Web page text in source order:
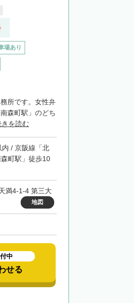
場あり
所です。女性弁
森町駅」のどち
きを読む
/ 京阪線「北
町駅」徒歩10
満4-1-4 第三大
地図
中
せる